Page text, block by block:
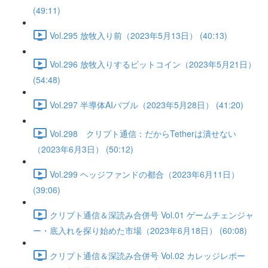
(49:11)
Vol.295 放牧入り前（2023年5月13日） (40:13)
Vol.296 放牧入りするビットコイン（2023年5月21日）
(54:48)
Vol.297 半導体AIバブル（2023年5月28日） (41:20)
Vol.298 クリプト通信：だからTetherは潰せない
（2023年6月3日） (50:12)
Vol.299 ヘッジファンドの都合（2023年6月11日）
(39:06)
クリプト通信＆深読み合併号 Vol.01 ゲームチェンジャ
ー・底入れを探り始めた市場（2023年6月18日） (60:08)
クリプト通信＆深読み合併号 Vol.02 カレッジレポー